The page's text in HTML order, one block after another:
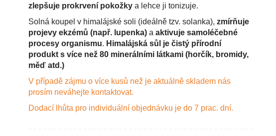
zlepšuje prokrvení pokožky a lehce ji tonizuje.
Solná koupel v himalájské soli (ideálně tzv. solanka), zmírňuje
projevy ekzémů (např. lupenka) a aktivuje samoléčebné
procesy organismu. Himalájská sůl je čistý přírodní
produkt s více než 80 minerálními látkami (horčík, bromidy,
měď atd.)
V případě zájmu o více kusů než je aktuálně skladem nás
prosím neváhejte kontaktovat.
Dodací lhůta pro individuální objednávku je do 7 prac. dní.